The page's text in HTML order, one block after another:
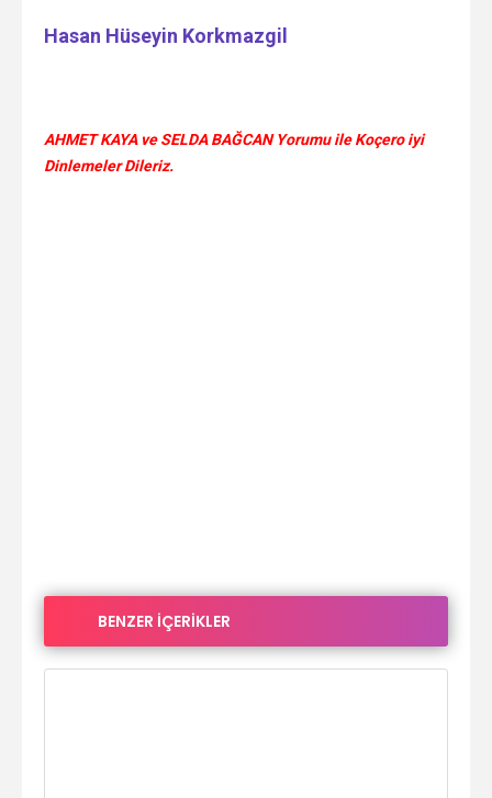
Hasan Hüseyin Korkmazgil
AHMET KAYA ve SELDA BAĞCAN Yorumu ile Koçero iyi
Dinlemeler Dileriz.
BENZER İÇERİKLER